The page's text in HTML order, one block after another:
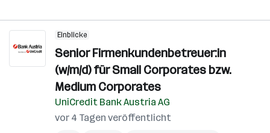
Einblicke
Senior Firmenkundenbetreuer:in
(w/m/d) für Small Corporates bzw.
Medium Corporates
UniCredit Bank Austria AG
vor 4 Tagen veröffentlicht